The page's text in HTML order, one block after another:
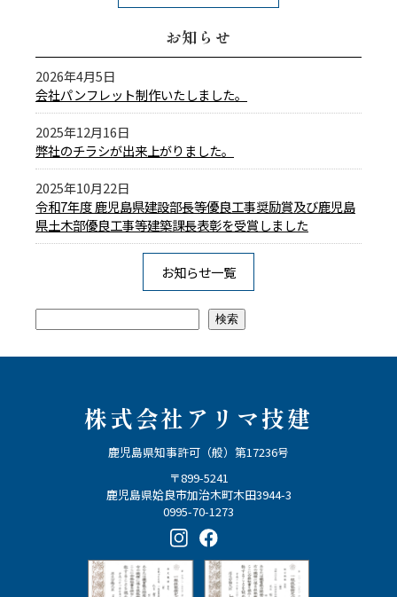
お知らせ
2026年4月5日
会社パンフレット制作いたしました。
2025年12月16日
弊社のチラシが出来上がりました。
2025年10月22日
令和7年度 鹿児島県建設部長等優良工事奨励賞及び鹿児島
県土木部優良工事等建築課長表彰を受賞しました
お知らせ一覧
検索
株式会社アリマ技建
鹿児島県知事許可（般）第17236号
〒899-5241
鹿児島県姶良市加治木町木田3944-3
0995-70-1273